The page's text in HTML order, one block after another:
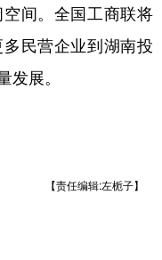
间。全国工商联将
民营企业到湖南投
展。
【责任编辑:左栀子】